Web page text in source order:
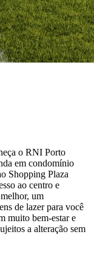
o RNI Porto
em condomínio
Shopping Plaza
ao centro e
um
de lazer para você
muito bem-estar e
a alteração sem